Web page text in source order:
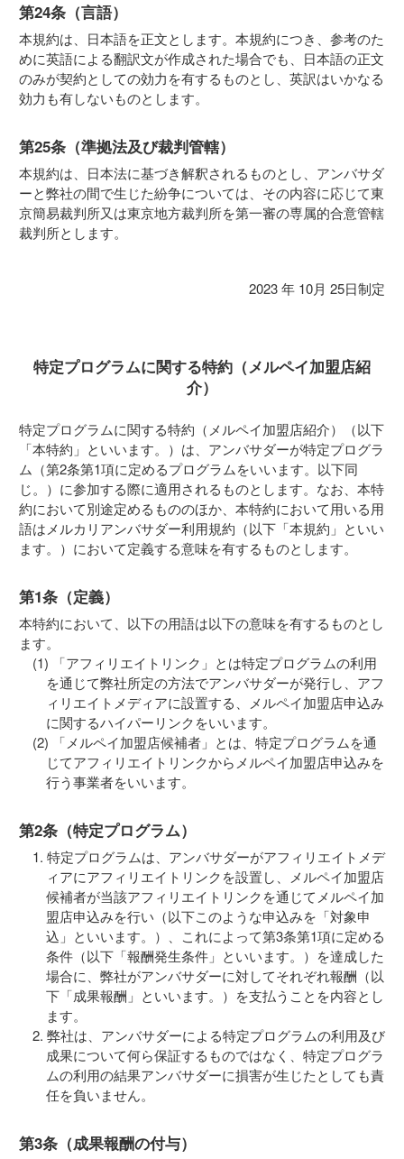
第24条（言語）
本規約は、日本語を正文とします。本規約につき、参考のた
めに英語による翻訳文が作成された場合でも、日本語の正文
のみが契約としての効力を有するものとし、英訳はいかなる
効力も有しないものとします。
第25条（準拠法及び裁判管轄）
本規約は、日本法に基づき解釈されるものとし、アンバサダ
ーと弊社の間で生じた紛争については、その内容に応じて東
京簡易裁判所又は東京地方裁判所を第一審の専属的合意管轄
裁判所とします。
2023 年 10月 25日制定
特定プログラムに関する特約（メルペイ加盟店紹
介）
特定プログラムに関する特約（メルペイ加盟店紹介）（以下
「本特約」といいます。）は、アンバサダーが特定プログラ
ム（第2条第1項に定めるプログラムをいいます。以下同
じ。）に参加する際に適用されるものとします。なお、本特
約において別途定めるもののほか、本特約において用いる用
語はメルカリアンバサダー利用規約（以下「本規約」といい
ます。）において定義する意味を有するものとします。
第1条（定義）
本特約において、以下の用語は以下の意味を有するものとし
ます。
「アフィリエイトリンク」とは特定プログラムの利用
を通じて弊社所定の方法でアンバサダーが発行し、アフ
ィリエイトメディアに設置する、メルペイ加盟店申込み
に関するハイパーリンクをいいます。
「メルペイ加盟店候補者」とは、特定プログラムを通
じてアフィリエイトリンクからメルペイ加盟店申込みを
行う事業者をいいます。
第2条（特定プログラム）
特定プログラムは、アンバサダーがアフィリエイトメデ
ィアにアフィリエイトリンクを設置し、メルペイ加盟店
候補者が当該アフィリエイトリンクを通じてメルペイ加
盟店申込みを行い（以下このような申込みを「対象申
込」といいます。）、これによって第3条第1項に定める
条件（以下「報酬発生条件」といいます。）を達成した
場合に、弊社がアンバサダーに対してそれぞれ報酬（以
下「成果報酬」といいます。）を支払うことを内容とし
ます。
弊社は、アンバサダーによる特定プログラムの利用及び
成果について何ら保証するものではなく、特定プログラ
ムの利用の結果アンバサダーに損害が生じたとしても責
任を負いません。
第3条（成果報酬の付与）